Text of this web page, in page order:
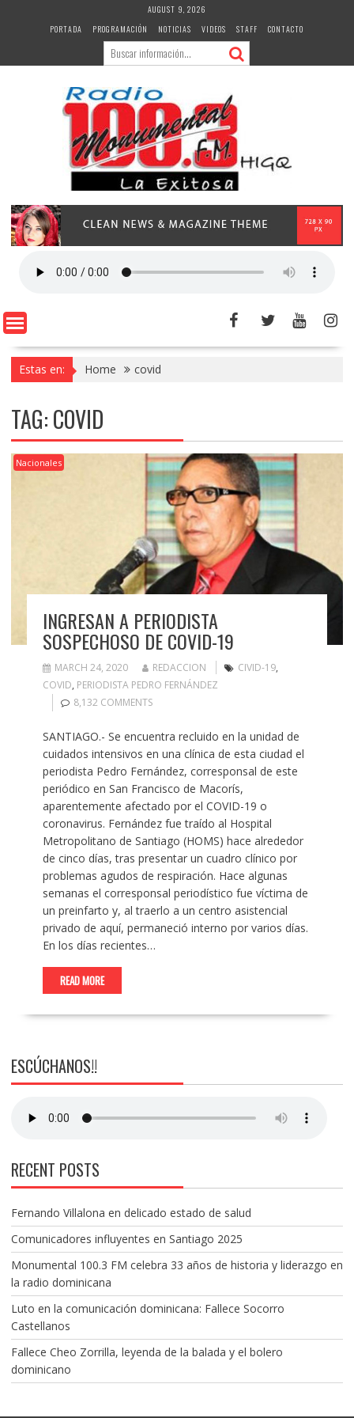
AUGUST 9, 2026
PORTADA
PROGRAMACIÓN NOTICIAS VIDEOS STAFF CONTACTO
Estas en: Home covid
TAG:COVID
Nacionales
INGRESAN A PERIODISTA
SOSPECHOSO DE COVID-19
MARCH 24, 2020 REDACCION CIVID-19,
COVID, PERIODISTA PEDRO FERNÁNDEZ
8,132 COMMENTS
SANTIAGO.- Se encuentra recluido en la unidad de
cuidados intensivos en una clínica de esta ciudad el
periodista Pedro Fernández, corresponsal de este
periódico en San Francisco de Macorís,
aparentemente afectado por el COVID-19 o
coronavirus. Fernández fue traído al Hospital
Metropolitano de Santiago (HOMS) hace alrededor
de cinco días, tras presentar un cuadro clínico por
problemas agudos de respiración. Hace algunas
semanas el corresponsal periodístico fue víctima de
un preinfarto y, al traerlo a un centro asistencial
privado de aquí, permaneció interno por varios días.
En los días recientes…
READ MORE
ESCÚCHANOS!!
RECENT POSTS
Fernando Villalona en delicado estado de salud
Comunicadores influyentes en Santiago 2025
Monumental 100.3 FM celebra 33 años de historia y liderazgo en
la radio dominicana
Luto en la comunicación dominicana: Fallece Socorro
Castellanos
Fallece Cheo Zorrilla, leyenda de la balada y el bolero
dominicano